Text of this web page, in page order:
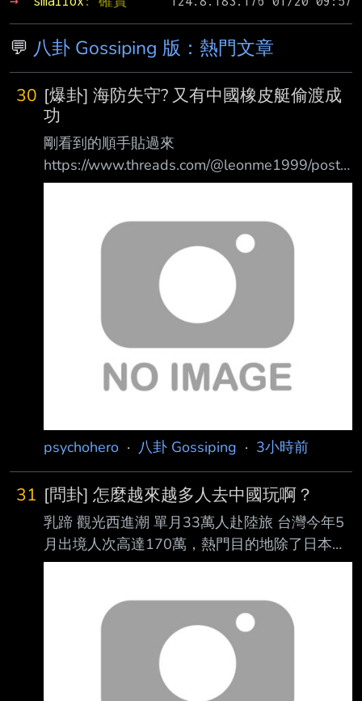
💬 八卦 Gossiping 版：熱門文章
30 [爆卦] 海防失守? 又有中國橡皮艇偷渡成
功
剛看到的順手貼過來
https://www.threads.com/@leonme1999/post/
Db29C-dGAjm 中國橡皮艇又偷渡台北闖關成功
沙灘兩天 如果不是釣客第主動報案， 海巡根本
完全不知情！ 偷渡客丟船離開人間蒸發， 期間
完全沒有任何海巡巡邏人員、安檢所車跡或雷達
發出警報！發覺有異樣？ (顯見船隻極可能是在
深夜或清晨天未亮時趁隙登陸)。(原文補充修正)
【事情經過：】 7 月 24 日前後，有熱心釣客在
八里沙灘（鄰近【台北港】與挖仔尾周邊之非
psychohero · 八卦 Gossiping · 3小時前
31 [問卦] 怎麼越來越多人去中國玩啊？
乳蹄 觀光西進潮 單月33萬人赴陸旅 台灣今年5
月出境人次高達170萬，熱門目的地除了日本，
中國也排名第二。
台灣人沒有危機意識啊～ 政府宣傳不到位，國
人一直去危險地區遊玩啊？ --